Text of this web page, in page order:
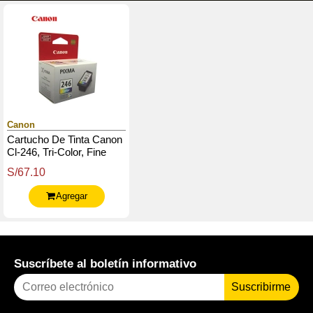
Canon
Cartucho De Tinta Canon
Cl-246, Tri-Color, Fine
S/67.10
Agregar
Suscríbete al boletín informativo
Suscribirme